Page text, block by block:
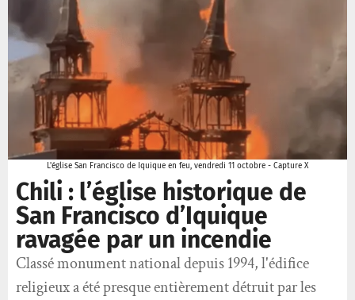
L'église San Francisco de Iquique en feu, vendredi 11 octobre - Capture X
Chili : l’église historique de
San Francisco d’Iquique
ravagée par un incendie
Classé monument national depuis 1994, l'édifice
religieux a été presque entièrement détruit par les